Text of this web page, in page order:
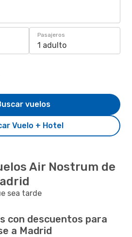
Pasajeros
1 adulto
Vuelo + Hotel
vuelos
Air Nostrum de
sea tarde
con descuentos para
a Madrid